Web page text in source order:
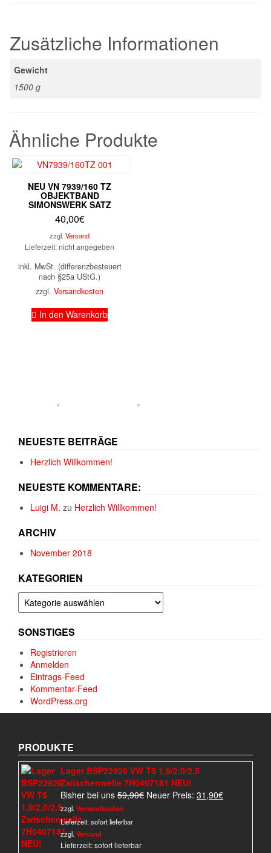
Zusätzliche Informationen
Gewicht
1500 g
Ähnliche Produkte
NEU VN 7939/160 TZ
OBJEKTBAND
SIMONSWERK SATZ
40,00€
zzgl.Versand
Lieferzeit: nicht angegeben
inkl. MwSt. (differenzbesteuert
nach §25a UStG.)
zzgl.Versandkosten
In den Warenkorb
NEUESTE BEITRÄGE
Herzlich Willkommen!
NEUESTE KOMMENTARE:
Luigi M. zu Herzlich Willkommen!
ARCHIV
November 2018
KATEGORIEN
Kategorien
SONSTIGES
Registrieren
Anmelden
Eintrags-Feed
Kommentar-Feed
WordPress.org
PRODUKTE
Lager BSP22928 VW T5 1,9/2,0/2,5
Zwischenwelle 7H0407181 NEU!
Bisher bei uns 59,90€ Ursprünglicher
Neuer Preis: 31,90€Aktueller
zzgl. Versandkosten
Lieferzeit:sofort lieferbar
zzgl. Versand
Lieferzeit: sofort lieferbar